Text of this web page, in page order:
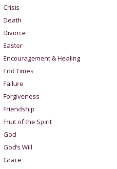
Crisis
Death
Divorce
Easter
Encouragement & Healing
End Times
Failure
Forgiveness
Friendship
Fruit of the Spirit
God
God’s Will
Grace